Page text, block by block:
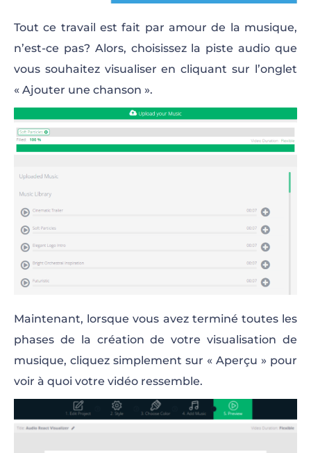
Tout ce travail est fait par amour de la musique,
n’est-ce pas? Alors, choisissez la piste audio que
vous souhaitez visualiser en cliquant sur l’onglet
« Ajouter une chanson ».
Maintenant, lorsque vous avez terminé toutes les
phases de la création de votre visualisation de
musique, cliquez simplement sur « Aperçu » pour
voir à quoi votre vidéo ressemble.